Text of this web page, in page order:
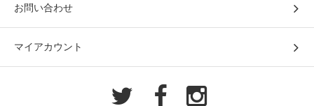
お問い合わせ
マイアカウント